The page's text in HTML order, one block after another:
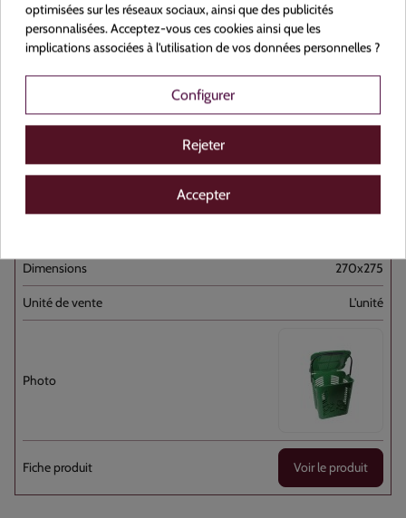
Voir le produit
Bio Seau Ajouré Vert 10L Poignée PP [...]
Plastique
270x275
L'unité
Voir le produit
optimisées sur les réseaux sociaux, ainsi que des publicités
personnalisées. Acceptez-vous ces cookies ainsi que les
implications associées à l'utilisation de vos données personnelles ?
Configurer
Rejeter
Accepter